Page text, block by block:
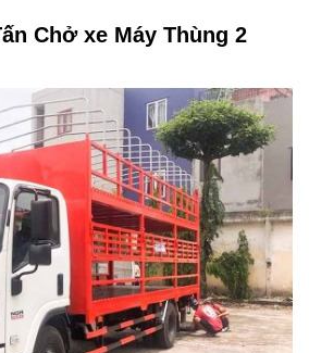
Chở xe Máy Thùng 2